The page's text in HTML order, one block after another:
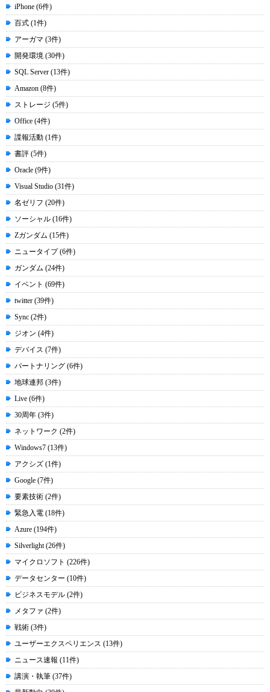
iPhone (6件)
百式 (1件)
アーガマ (3件)
開発環境 (30件)
SQL Server (13件)
Amazon (8件)
ストレージ (5件)
Office (4件)
諜報活動 (1件)
書評 (5件)
Oracle (9件)
Visual Studio (31件)
名ゼリフ (20件)
ソーシャル (16件)
Zガンダム (15件)
ニュータイプ (6件)
ガンダム (24件)
イベント (69件)
twitter (39件)
Sync (2件)
ジオン (4件)
デバイス (7件)
パートナリング (6件)
地球連邦 (3件)
Live (6件)
30周年 (3件)
ネットワーク (2件)
Windows7 (13件)
アクシズ (1件)
Google (7件)
要素技術 (2件)
緊急入電 (18件)
Azure (194件)
Silverlight (26件)
マイクロソフト (226件)
データセンター (10件)
ビジネスモデル (2件)
メタファ (2件)
戦術 (3件)
ユーザーエクスペリエンス (13件)
ニュース速報 (11件)
講演・執筆 (37件)